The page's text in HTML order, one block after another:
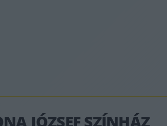
JÓZSEF SZÍNHÁZ